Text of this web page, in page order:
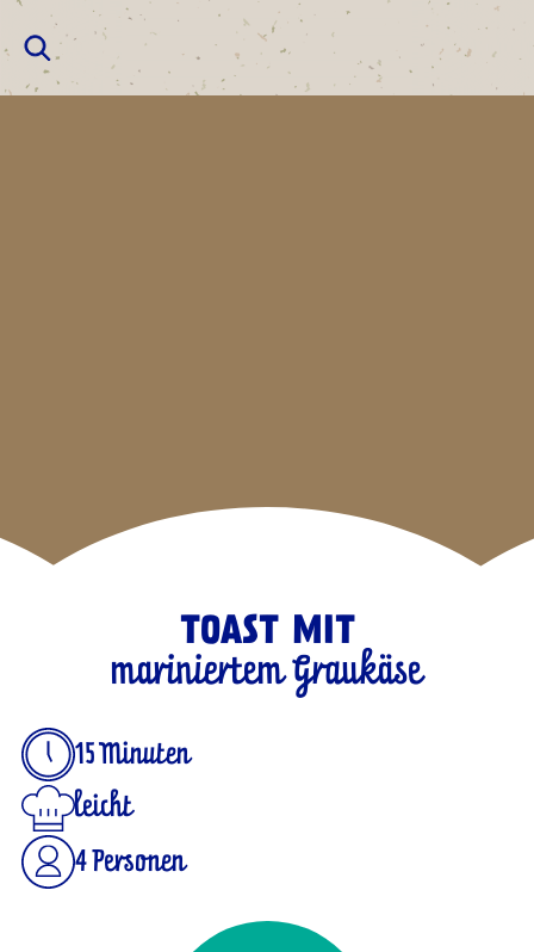
TOAST MIT
mariniertem Graukäse
15 Minuten
leicht
4 Personen